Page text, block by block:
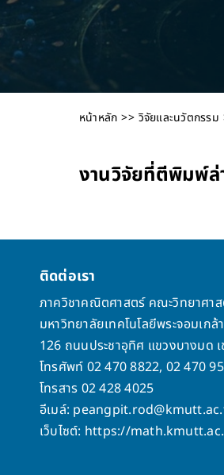
หน้าหลัก วิจัยและนวัตกรรม
งานวิจัยที่ตีพิมพ์ล่
ติดต่อเรา
ภาควิชาคณิตศาสตร์ คณะวิทยาศา
มหาวิทยาลัยเทคโนโลยีพระจอมเกล้
126 ถนนประชาอุทิศ แขวงบางมด
โทรศัพท์ 02 470 8822, 02 470
โทรสาร 02 428 4025
อีเมล์:
เว็บไซต์: https://